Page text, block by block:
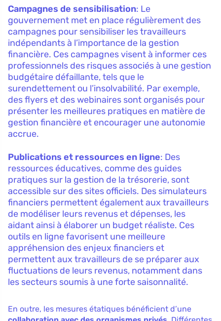
Campagnes de sensibilisation: Le
gouvernement met en place régulièrement des
campagnes pour sensibiliser les travailleurs
indépendants à l’importance de la gestion
financière. Ces campagnes visent à informer ces
professionnels des risques associés à une gestion
budgétaire défaillante, tels que le
surendettement ou l’insolvabilité. Par exemple,
des flyers et des webinaires sont organisés pour
présenter les meilleures pratiques en matière de
gestion financière et encourager une autonomie
accrue.
Publications et ressources en ligne: Des
ressources éducatives, comme des guides
pratiques sur la gestion de la trésorerie, sont
accessible sur des sites officiels. Des simulateurs
financiers permettent également aux travailleurs
de modéliser leurs revenus et dépenses, les
aidant ainsi à élaborer un budget réaliste. Ces
outils en ligne favorisent une meilleure
appréhension des enjeux financiers et
permettent aux travailleurs de se préparer aux
fluctuations de leurs revenus, notamment dans
les secteurs soumis à une forte saisonnalité.
En outre, les mesures étatiques bénéficient d’une